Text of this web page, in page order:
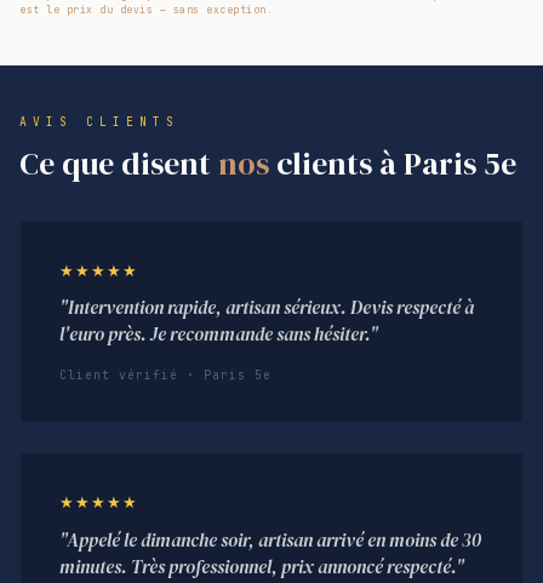
est le prix du devis — sans exception.
AVIS CLIENTS
Ce que disent nosclients à Paris 5e
★★★★★
"Intervention rapide, artisan sérieux. Devis respecté à
l'euro près. Je recommande sans hésiter."
Client vérifié · Paris 5e
★★★★★
"Appelé le dimanche soir, artisan arrivé en moins de 30
minutes. Très professionnel, prix annoncé respecté."